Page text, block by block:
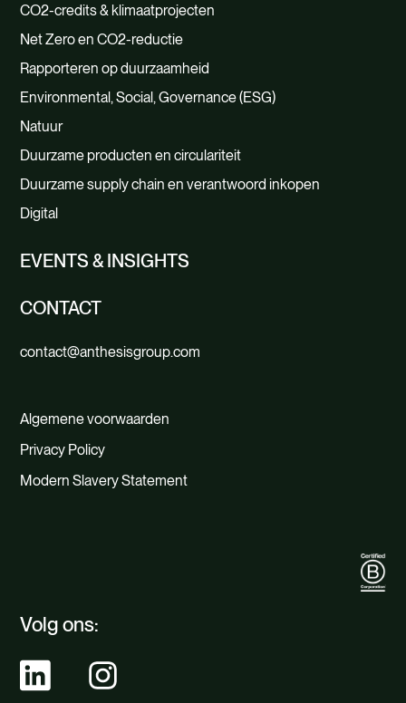
Volg ons:
CO2-credits & klimaatprojecten
Net Zero en CO2-reductie
Rapporteren op duurzaamheid
Environmental, Social, Governance (ESG)
Natuur
Duurzame producten en circulariteit
Duurzame supply chain en verantwoord inkopen
Digital
EVENTS & INSIGHTS
CONTACT
contact@anthesisgroup.com
Algemene voorwaarden
Privacy Policy
Modern Slavery Statement